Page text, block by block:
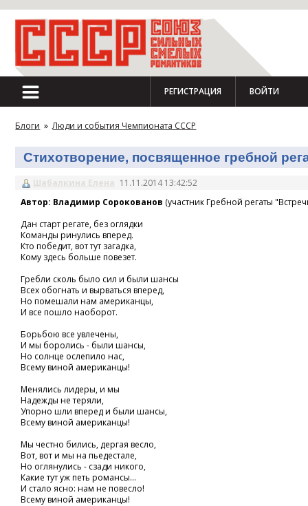
РЕГИСТРАЦИЯ ВОЙТИ
Блоги » Люди и события Чемпионата СССР
Стихотворение, посвященное гребной
Шабалкина Елена 11.11.2014 13:42:52
Автор: Владимир Сорокованов (участник Гребной регаты
Дан старт регате, без оглядки
Команды ринулись вперед.
Кто победит, вот тут загадка,
Кому здесь больше повезет.
Гребли сколь было сил и были шансы
Всех обогнать и вырваться вперед,
Но помешали нам американцы,
И все пошло наоборот.
Борьбою все увлечены,
И мы боролись - были шансы,
Но солнце ослепило нас,
Всему виной американцы!
Менялись лидеры, и мы
Надежды не теряли,
Упорно шли вперед и были шансы,
Всему виной американцы!
Мы честно бились, дергая весло,
Вот, вот и мы на пьедестале,
Но оглянулись - сзади никого,
Какие тут уж петь романсы...
И стало ясно: нам не повесло!
Всему виной американцы!